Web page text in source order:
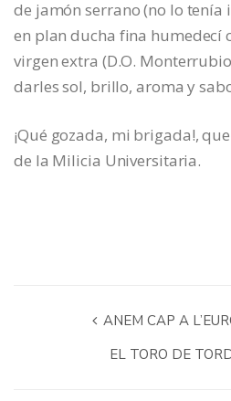
de jamón serrano (no lo tenía
en plan ducha fina humedecí
virgen extra (D.O.
darles sol, brillo, aroma y
¡Qué gozada, mi brigada!,
de la Milicia Universitaria.
ANEM CAP A
EL TORO DE